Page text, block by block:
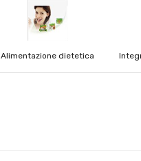
Alimentazione dietetica